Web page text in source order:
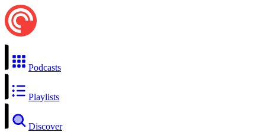
Podcasts
Playlists
Discover